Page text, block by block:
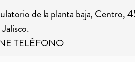
de la planta baja, Centro,
Jalisco.
TELÉFONO